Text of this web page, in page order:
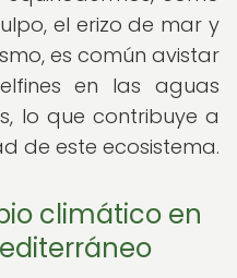
el erizo de mar y
es común avistar
en las aguas
lo que contribuye a
de este ecosistema.
climático en